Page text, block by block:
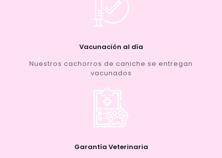
Vacunación al día
Nuestros cachorros de caniche se entregan
vacunados
Garantía Veterinaria